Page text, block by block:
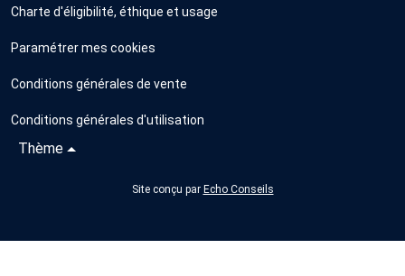
Charte d'éligibilité, éthique et usage
Paramétrer mes cookies
Conditions générales de vente
Conditions générales d'utilisation
Thème
Site conçu par Echo Conseils